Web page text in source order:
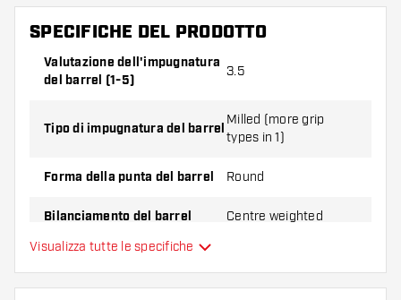
SPECIFICHE DEL PRODOTTO
Valutazione dell'impugnatura
del barrel (1-5)
3.5
Tipo di impugnatura del barrel
Milled (more grip
types in 1)
Forma della punta del barrel Round
Bilanciamento del barrel Centre weighted
Materiale delle freccette
Visualizza tutte le specifiche